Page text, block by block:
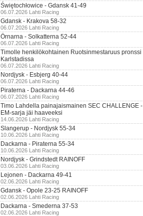
Świętochłowice - Gdansk 41-49
06.07.2026 Lahti Racing
Gdansk - Krakova 58-32
06.07.2026 Lahti Racing
Örnarna - Solkatterna 52-44
06.07.2026 Lahti Racing
Timolle henkilökohtainen Ruotsinmestaruus pronssi
Karlstadissa
06.07.2026 Lahti Racing
Nordjysk - Esbjerg 40-44
06.07.2026 Lahti Racing
Piraterna - Dackarna 44-46
06.07.2026 Lahti Racing
Timo Lahdella painajaismainen SEC CHALLENGE -
EM-sarja jäi haaveeksi
14.06.2026 Lahti Racing
Slangerup - Nordjysk 55-34
10.06.2026 Lahti Racing
Dackarna - Piraterna 55-34
10.06.2026 Lahti Racing
Nordjysk - Grindstedt RAINOFF
03.06.2026 Lahti Racing
Lejonen - Dackarna 49-41
02.06.2026 Lahti Racing
Gdansk - Opole 23-25 RAINOFF
02.06.2026 Lahti Racing
Dackarna - Smederna 37-53
02.06.2026 Lahti Racing